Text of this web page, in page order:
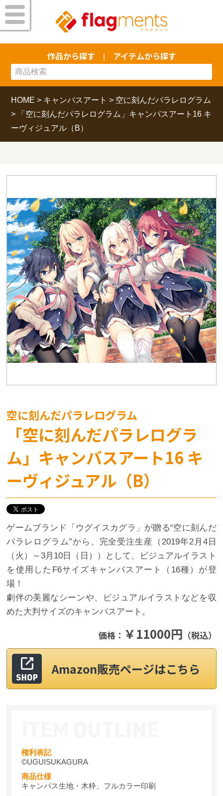
作品から探す アイテムから探す
HOME > キャンバスアート > 空に刻んだパラレログラム
>
「空に刻んだパラレログラム」キャンバスアート16 キ
ーヴィジュアル（B）
空に刻んだパラレログラム
「空に刻んだパラレログラ
ム」キャンバスアート16 キ
ーヴィジュアル（B）
ゲームブランド「ウグイスカグラ」が贈る“空に刻んだ
パラレログラム”から、完全受注生産（2019年2月4日
（火）～3月10日（日））として、ビジュアルイラスト
を使用したF6サイズキャンバスアート（16種）が登
場！
劇伴の美麗なシーンや、ビジュアルイラストなどを収
めた大判サイズのキャンバスアート。
価格： ￥11000円 （税込）
Amazon販売ページはこちら
権利表記
©UGUISUKAGURA
商品仕様
キャンパス生地・木枠、フルカラー印刷